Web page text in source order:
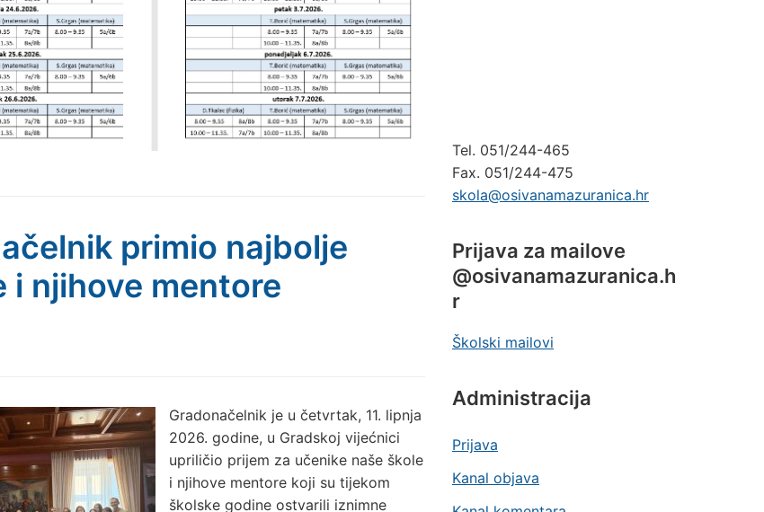
primio najbolje
i njihove mentore
Gradonačelnik je u četvrtak, 11. lipnja
2026. godine, u Gradskoj vijećnici
upriličio prijem za učenike naše škole
i njihove mentore koji su tijekom
školske godine ostvarili iznimne
Tel. 051/244-465
Fax. 051/244-475
skola@osivanamazuranica.hr
Prijava za mailove
@osivanamazuranica.h
r
Školski mailovi
Administracija
Prijava
Kanal objava